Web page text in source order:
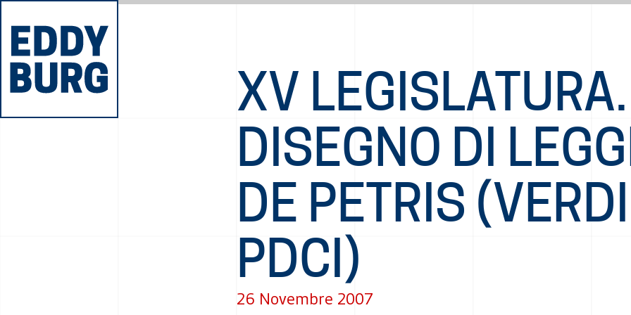
XV LEGISLATURA.
DISEGNO DI
DE PETRIS
PDCI)
26 Novembre 2007